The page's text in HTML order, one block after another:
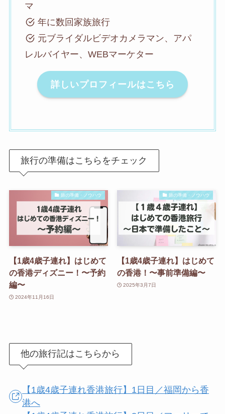
マ
年に数回家族旅行
元ブライダルビデオカメラマン、アパ
レルバイヤー、WEBマーケター
詳しいプロフィールはこちら
旅行の準備はこちらをチェック
旅の準備・ノウハウ
【1歳4歳子連れ】はじめて
の香港ディズニー！〜予約
編〜
2024年11月16日
旅の準備・ノウハウ
【1歳4歳子連れ】はじめて
の香港！〜事前準備編〜
2025年3月7日
他の旅行記はこちらから
【1歳4歳子連れ香港旅行】1日目／福岡から香
港へ